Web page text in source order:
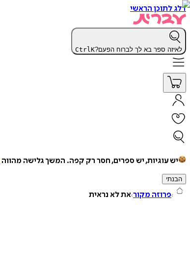
דלג לתוכן הראשי
לאיזה ספר בא לך לברוח הפעם? CtrlK
יש עוגיות, יש ספרים, חסר רק קפה. המשך גלישה מהווה
הבנתי
פרוזה מקור את לא נראית